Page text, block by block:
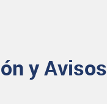
y Avisos